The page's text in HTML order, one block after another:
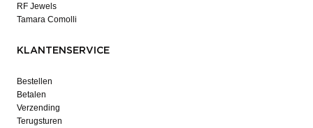
RF Jewels
Tamara Comolli
KLANTENSERVICE
Bestellen
Betalen
Verzending
Terugsturen